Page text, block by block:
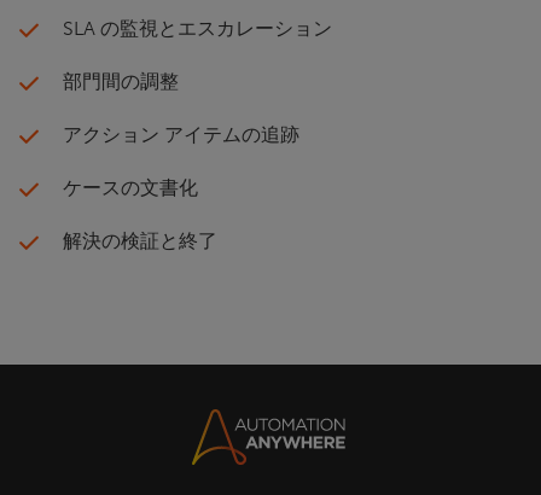
SLA の監視とエスカレーション
部門間の調整
アクション アイテムの追跡
ケースの文書化
解決の検証と終了